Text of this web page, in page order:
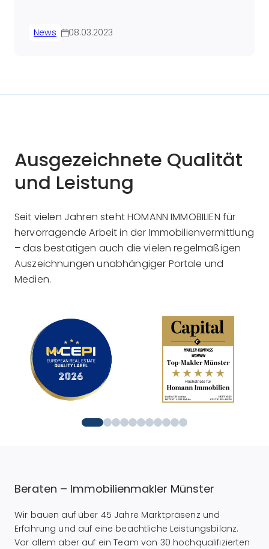
News 08.03.2023
Ausgezeichnete Qualität
und Leistung
Seit vielen Jahren steht HOMANN IMMOBILIEN für
hervorragende Arbeit in der Immobilienvermittlung
– das bestätigen auch die vielen regelmäßigen
Auszeichnungen unabhängiger Portale und
Medien.
Beraten – Immobilienmakler Münster
Wir bauen auf über 45 Jahre Marktpräsenz und
Erfahrung und auf eine beachtliche Leistungsbilanz.
Vor allem aber auf ein Team von 30 hochqualifizierten